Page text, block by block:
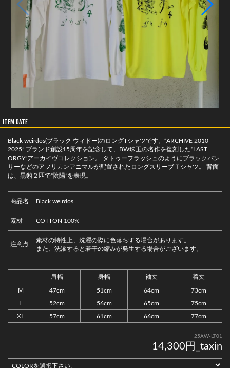
ITEM DATE
Black weirdos(ブラック ウィドー)のロングTシャツです。“ARCHIVE 2010 -
2025” ブランド創設15周年を記念して、BW珠玉の名作を復刻した“LAST
ORGY”アーカイヴコレクション。 タトゥーフラッシュのようにブラックパン
サーなどのアフリカンアニマルが配置されたロングスリーブＴシャツ。 背面
は、黒豹２匹で“陰陽”を表現。
商品名 Black weirdos
素材 COTTON 100%
注意点
素材の特性上、洗濯の際に色落ちする場合があります。
また、洗濯すると若干の縮みが発生する場合がございます。
肩幅 身幅 袖丈 着丈
M 47cm 51cm 64cm 73cm
L 52cm 56cm 65cm 75cm
XL 57cm 61cm 66cm 77cm
25AW-LT01
14,300円_taxin